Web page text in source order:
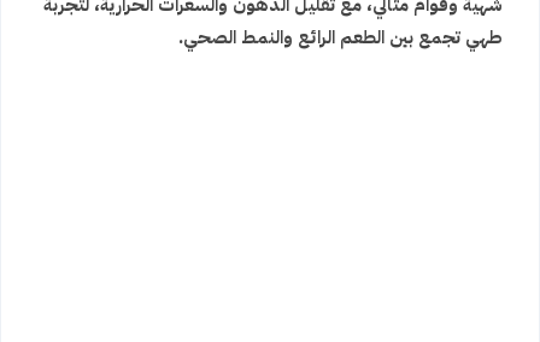
طهي تجمع بين الطعم الرائع والنمط الصحي.